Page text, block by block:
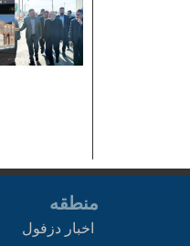
منطقه
اخبار دزفول